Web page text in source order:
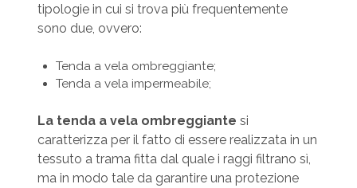
tipologie in cui si trova più frequentemente
sono due, ovvero:
Tenda a vela ombreggiante;
Tenda a vela impermeabile;
La tenda a vela ombreggiante si
caratterizza per il fatto di essere realizzata in un
tessuto a trama fitta dal quale i raggi filtrano sì,
ma in modo tale da garantire una protezione